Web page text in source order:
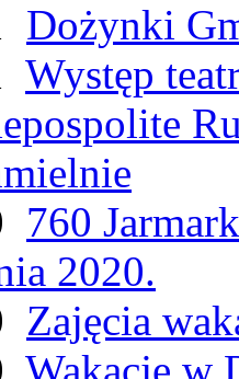
Dożynki
Występ
760
2020.
Zajęcia